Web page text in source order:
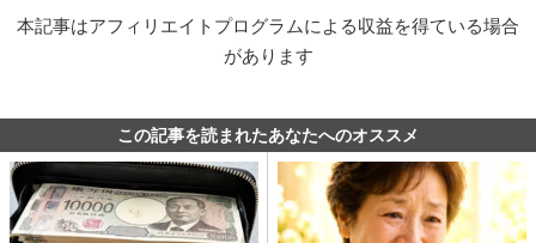
本記事はアフィリエイトプログラムによる収益を得ている場合
があります
この記事を読まれたあなたへのオススメ